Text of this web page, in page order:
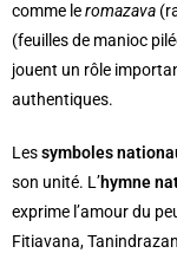
comme leromazava
(feuilles de manioc
jouent un rôle
authentiques.
Lessymboles
son unité. L’hymne
exprime l’amour du
Fitiavana,